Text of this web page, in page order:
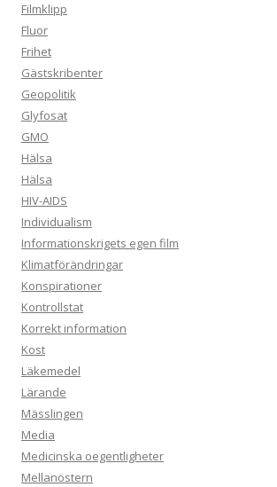
Filmklipp
Fluor
Frihet
Gästskribenter
Geopolitik
Glyfosat
GMO
Hälsa
Hälsa
HIV-AIDS
Individualism
Informationskrigets egen film
Klimatförändringar
Konspirationer
Kontrollstat
Korrekt information
Kost
Läkemedel
Lärande
Mässlingen
Media
Medicinska oegentligheter
Mellanöstern